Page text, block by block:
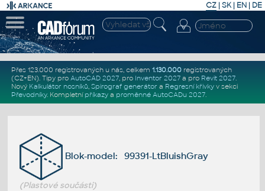
CZ | SK| EN | DE
Přes 123.000 registrovaných u nás, celkem 1.130.000registrovaných
(CZ+EN). Tipy pro AutoCAD 2027, pro Inventor 2027a pro Revit 2027.
Nový Kalkulátor nosníků, Spirograf generátor a Regresní křivkyv sekci
Převodníky. Kompletní příkazya proměnné AutoCADu 2027.
Blok-model: 99391-LtBluishGray
(Plastové součásti)